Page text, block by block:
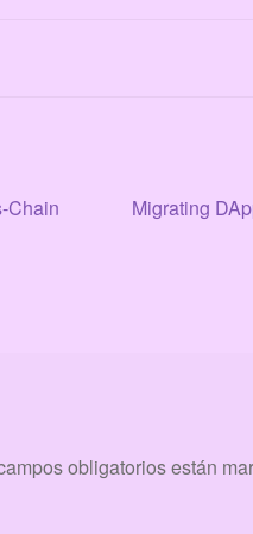
Chain
Siguiente:
Migrating
obligatorios están